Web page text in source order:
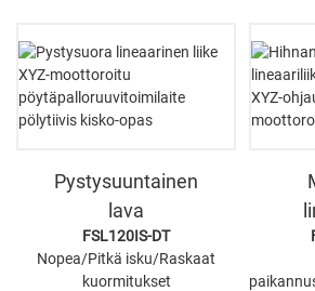
Pystysuuntainen
lava
FSL120IS-DT
Nopea/Pitkä isku/Raskaat
kuormitukset